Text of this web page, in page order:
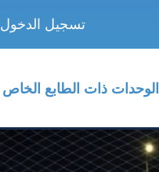
تسجيل الدخول
الوحدات ذات الطابع الخاص